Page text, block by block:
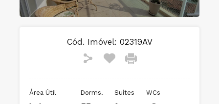
Cód. Imóvel: 02319AV
Dorms. WCs
Área Útil Suítes